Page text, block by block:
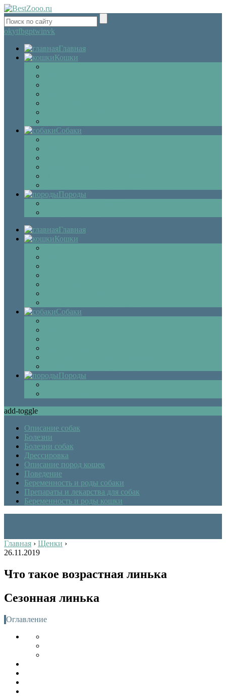
okytfbgptwinvk
Главная
Кошки
Собаки
Породы
Главная
Кошки
Собаки
Породы
add-toggle
Описание собак
Болезни
Болезни собак
Дрессировка
Описание пород кошек
Поведение
Беременность и роды собаки
Препараты и лекарства для собак
Беременность и роды кошки
Главная › Щенки ›
26.11.2019
Что такое возрастная линька
Сезонная линька
Оглавление